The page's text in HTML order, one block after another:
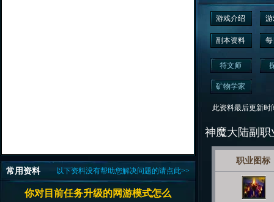
以下资料没有帮助您解决问题的请点此>>
常用资料
你对目前任务升级的网游模式怎么
游戏介绍
副本资料
符文师
矿物学家
此资料最后更新时
神魔大陆副
职业图标